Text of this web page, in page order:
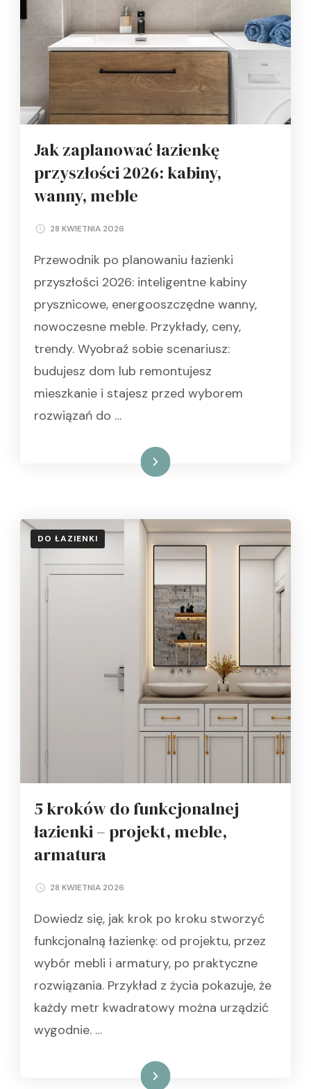
Jak zaplanować łazienkę
przyszłości 2026: kabiny,
wanny, meble
28 KWIETNIA 2026
Przewodnik po planowaniu łazienki
przyszłości 2026: inteligentne kabiny
prysznicowe, energooszczędne wanny,
nowoczesne meble. Przykłady, ceny,
trendy. Wyobraź sobie scenariusz:
budujesz dom lub remontujesz
mieszkanie i stajesz przed wyborem
rozwiązań do …
Czytaj dalej
DO ŁAZIENKI
5 kroków do funkcjonalnej
łazienki – projekt, meble,
armatura
28 KWIETNIA 2026
Dowiedz się, jak krok po kroku stworzyć
funkcjonalną łazienkę: od projektu, przez
wybór mebli i armatury, po praktyczne
rozwiązania. Przykład z życia pokazuje, że
każdy metr kwadratowy można urządzić
wygodnie. …
Czytaj dalej